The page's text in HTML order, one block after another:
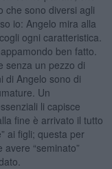
che sono diversi agli
io: Angelo mira alla
ogni caratteristica.
ben fatto.
senza un pezzo di
di Angelo sono di
Un
li capisce
fine è arrivato il tutto
ai figli; questa per
“seminato”